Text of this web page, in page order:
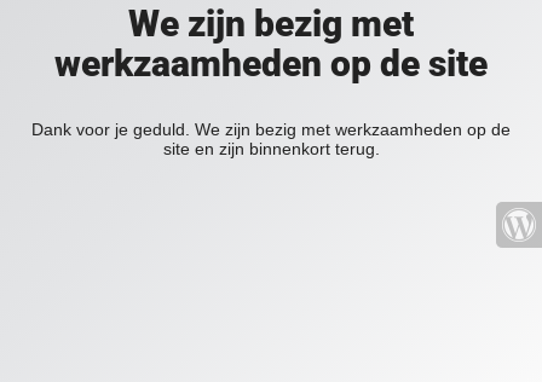
We zijn bezig met
werkzaamheden op de site
Dank voor je geduld. We zijn bezig met werkzaamheden op de
site en zijn binnenkort terug.